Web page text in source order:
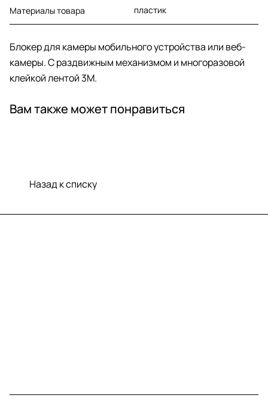
Материалы товара пластик
Блокер для камеры мобильного устройства или веб-
камеры. С раздвижным механизмом и многоразовой
клейкой лентой 3M.
Вам также может понравиться
Назад к списку